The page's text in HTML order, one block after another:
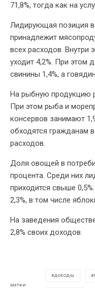
71,8%, тогда как на
Лидирующая позиция в
принадлежит
всех расходов. Внутри
уходит 4,2%. При этом
свинины 1,4%, а
На рыбную продукцию
При этом рыба и
консервов занимают
обходятся гражданам
расходов.
Доля овощей в
процента. Среди них
приходится свыше
2,3%, в том числе
На заведения
2,8% своих доходов.
МЕТКИ
ДОХОДЫ